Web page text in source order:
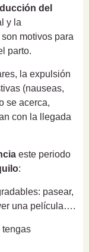
del
y la
motivos para
parto.
la expulsión
(nauseas,
se acerca,
con la llegada
este periodo
:
pasear,
una película….
tengas